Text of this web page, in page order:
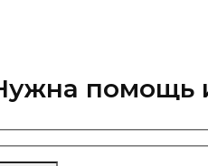
помощь